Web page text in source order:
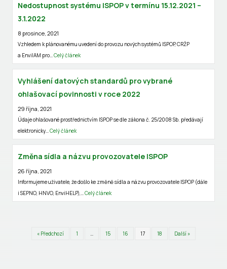
Nedostupnost systému ISPOP v termínu 15.12.2021 –
3.1.2022
8 prosince, 2021
Vzhledem k plánovanému uvedení do provozu nových systémů ISPOP, CRŽP
a EnviIAM pro…Celý článek
Vyhlášení datových standardů pro vybrané
ohlašovací povinnosti v roce 2022
29 října, 2021
Údaje ohlašované prostřednictvím ISPOP se dle zákona č. 25/2008 Sb. předávají
elektronicky…Celý článek
Změna sídla a názvu provozovatele ISPOP
26 října, 2021
Informujeme uživatele, že došlo ke změně sídla a názvu provozovatele ISPOP (dále
i SEPNO, HNVO, EnviHELP),…Celý článek
« Předchozí 1 … 15 16 17 18 Další »